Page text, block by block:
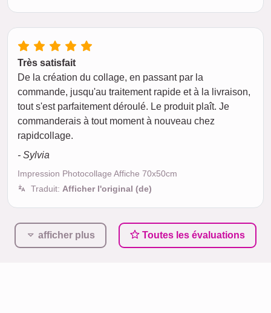
Très satisfait
De la création du collage, en passant par la
commande, jusqu'au traitement rapide et à la livraison,
tout s'est parfaitement déroulé. Le produit plaît. Je
commanderais à tout moment à nouveau chez
rapidcollage.
- Sylvia
Impression Photocollage Affiche 70x50cm
Traduit: Afficher l'original (de)
afficher plus Toutes les évaluations